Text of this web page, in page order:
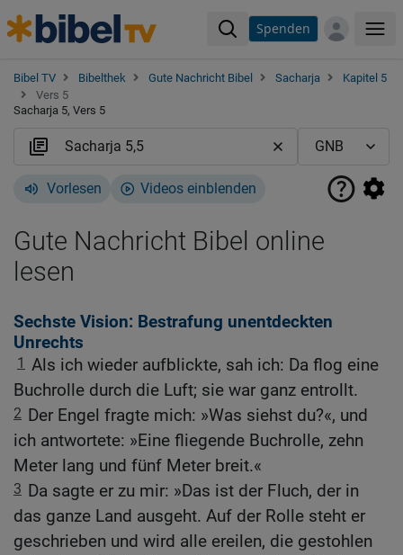
Spenden
Bibel TV Bibelthek Gute Nachricht Bibel Sacharja
Kapitel 5
Vers 5
Sacharja 5, Vers 5
Vorlesen Videos einblenden
Gute Nachricht Bibel online
lesen
Sechste Vision: Bestrafung unentdeckten
Unrechts
1 Als ich wieder aufblickte, sah ich: Da flog eine
Buchrolle durch die Luft; sie war ganz entrollt.
2 Der Engel fragte mich: »Was siehst du?«, und
ich antwortete: »Eine fliegende Buchrolle, zehn
Meter lang und fünf Meter breit.«
3 Da sagte er zu mir: »Das ist der Fluch, der in
das ganze Land ausgeht. Auf der Rolle steht er
geschrieben und wird alle ereilen, die gestohlen